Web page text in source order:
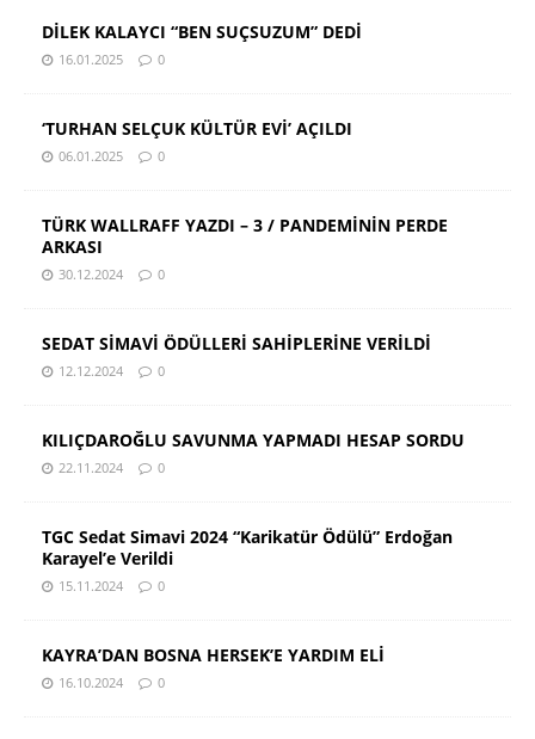
DİLEK KALAYCI “BEN SUÇSUZUM” DEDİ
16.01.2025 0
‘TURHAN SELÇUK KÜLTÜR EVİ’ AÇILDI
06.01.2025 0
TÜRK WALLRAFF YAZDI – 3 / PANDEMİNİN PERDE
ARKASI
30.12.2024 0
SEDAT SİMAVİ ÖDÜLLERİ SAHİPLERİNE VERİLDİ
12.12.2024 0
KILIÇDAROĞLU SAVUNMA YAPMADI HESAP SORDU
22.11.2024 0
TGC Sedat Simavi 2024 “Karikatür Ödülü” Erdoğan
Karayel’e Verildi
15.11.2024 0
KAYRA’DAN BOSNA HERSEK’E YARDIM ELİ
16.10.2024 0